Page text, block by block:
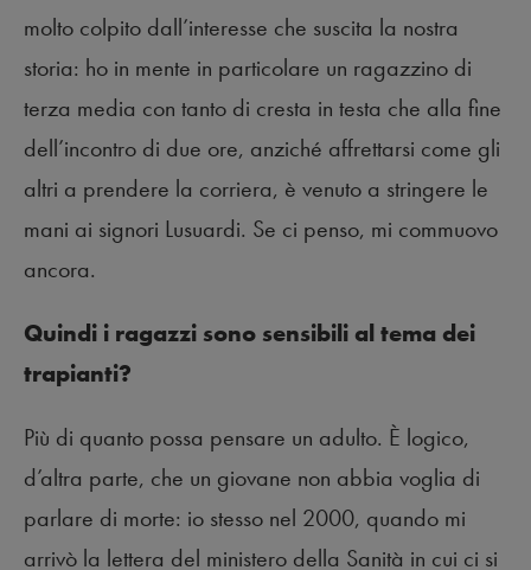
molto colpito dall’interesse che suscita la nostra
storia: ho in mente in particolare un ragazzino di
terza media con tanto di cresta in testa che alla fine
dell’incontro di due ore, anziché affrettarsi come gli
altri a prendere la corriera, è venuto a stringere le
mani ai signori Lusuardi. Se ci penso, mi commuovo
ancora.
Quindi i ragazzi sono sensibili al tema dei
trapianti?
Più di quanto possa pensare un adulto. È logico,
d’altra parte, che un giovane non abbia voglia di
parlare di morte: io stesso nel 2000, quando mi
arrivò la lettera del ministero della Sanità in cui ci si